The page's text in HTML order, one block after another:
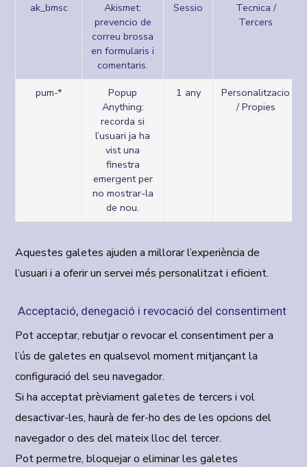
ak_bmsc
Akismet:
prevencio de
correu brossa
en formularis i
comentaris.
Sessio
Tecnica /
Tercers
pum-*
Popup
Anything:
recorda si
l’usuari ja ha
vist una
finestra
emergent per
no mostrar-la
de nou.
1 any
Personalitzacio
/ Propies
Aquestes galetes ajuden a millorar l’experiència de
l’usuari i a oferir un servei més personalitzat i eficient.
Acceptació, denegació i revocació del consentiment
Pot acceptar, rebutjar o revocar el consentiment per a
l’ús de galetes en qualsevol moment mitjançant la
configuració del seu navegador.
Si ha acceptat prèviament galetes de tercers i vol
desactivar-les, haurà de fer-ho des de les opcions del
navegador o des del mateix lloc del tercer.
Pot permetre, bloquejar o eliminar les galetes